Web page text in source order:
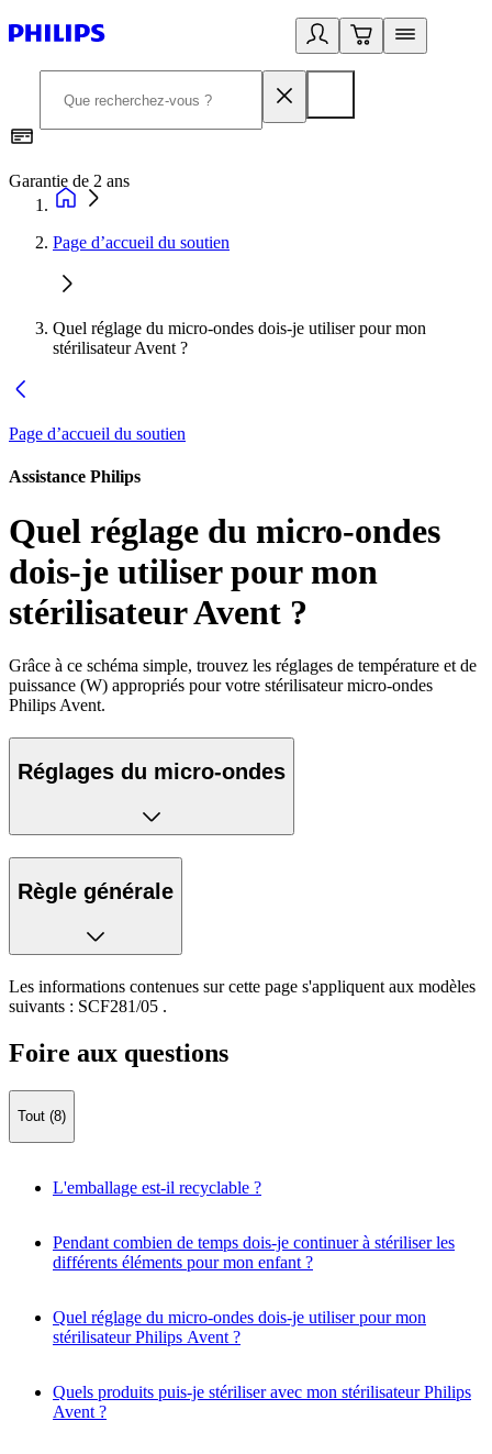
Garantie de 2 ans
Page d’accueil du soutien
Quel réglage du micro-ondes dois-je utiliser pour mon
stérilisateur Avent ?
Page d’accueil du soutien
Assistance Philips
Quel réglage du micro-ondes
dois-je utiliser pour mon
stérilisateur Avent ?
Grâce à ce schéma simple, trouvez les réglages de température et de
puissance (W) appropriés pour votre stérilisateur micro-ondes
Philips Avent.
Réglages du micro-ondes
Règle générale
Les informations contenues sur cette page s'appliquent aux modèles
suivants : SCF281/05 .
Foire aux questions
Tout (8)
L'emballage est-il recyclable ?
Pendant combien de temps dois-je continuer à stériliser les
différents éléments pour mon enfant ?
Quel réglage du micro-ondes dois-je utiliser pour mon
stérilisateur Philips Avent ?
Quels produits puis-je stériliser avec mon stérilisateur Philips
Avent ?